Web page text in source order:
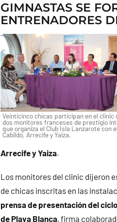
GIMNASTAS SE
ENTRENADORES
Veinticinco chicas participan en el clinic
dos monitores franceses de prestigio
que organiza el Club Isla Lanzarote con
Cabildo, Arrecife y Yaiza.
Arrecife y Yaiza.
Los monitores del clinic dijeron
de chicas inscritas en las
prensa de presentación del
de Playa Blanca, firma